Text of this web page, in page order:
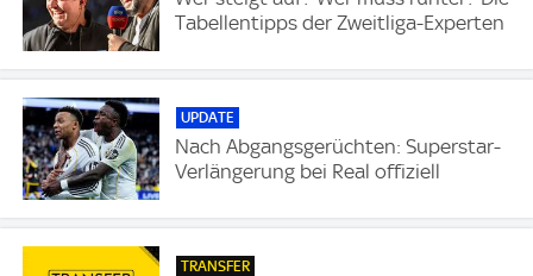
Tabellentipps der Zweitliga-Experten
UPDATE
Nach Abgangsgerüchten: Superstar-
Verlängerung bei Real offiziell
TRANSFER